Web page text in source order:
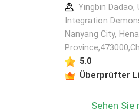
Yingbin Dadao,
Integration
Nanyang City,
5.0
Überprüfter
Sehen Sie